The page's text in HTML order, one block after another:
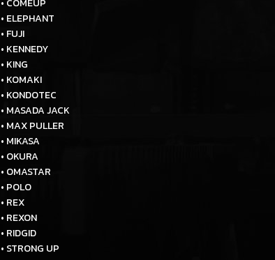
• ELEPHANT
• FUJI
• KENNEDY
• KING
• KOMAKI
• KONDOTEC
• MASADA JACK
• MAX PULLER
• MIKASA
• OKURA
• OMASTAR
• POLO
• REX
• REXON
• RIDGID
• STRONG UP